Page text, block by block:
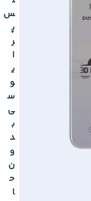
س
پ
ر
ا
ی
و
س
ی
ب
د
و
ن
ح
ا